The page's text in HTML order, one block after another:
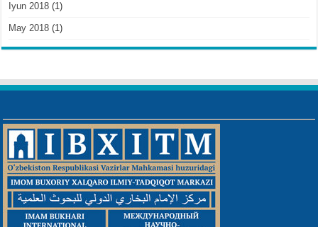
Iyun 2018 (1)
May 2018 (1)